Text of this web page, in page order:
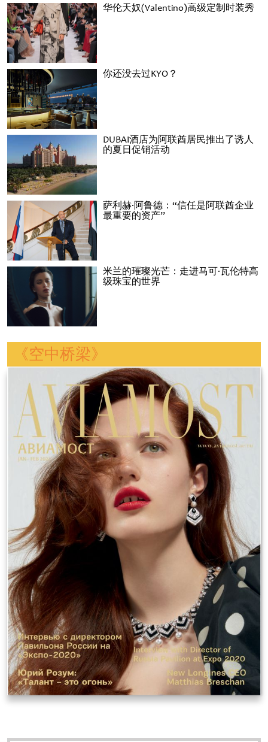
华伦天奴(Valentino)高级定制时装秀
你还没去过KYO？
DUBAI酒店为阿联酋居民推出了诱人
的夏日促销活动
萨利赫·阿鲁德：“信任是阿联酋企业
最重要的资产”
米兰的璀璨光芒：走进马可·瓦伦特高
级珠宝的世界
《空中桥梁》